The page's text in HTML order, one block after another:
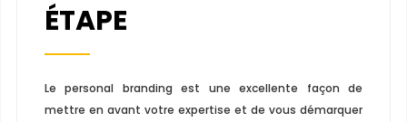
ÉTAPE
Le personal branding est une excellente façon de
mettre en avant votre expertise et de vous démarquer